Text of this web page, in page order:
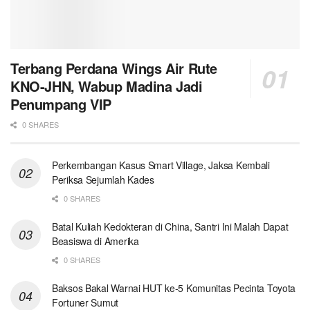
Terbang Perdana Wings Air Rute
KNO-JHN, Wabup Madina Jadi
Penumpang VIP
0 SHARES
Perkembangan Kasus Smart Village, Jaksa Kembali
Periksa Sejumlah Kades
0 SHARES
Batal Kuliah Kedokteran di China, Santri Ini Malah Dapat
Beasiswa di Amerika
0 SHARES
Baksos Bakal Warnai HUT ke-5 Komunitas Pecinta Toyota
Fortuner Sumut